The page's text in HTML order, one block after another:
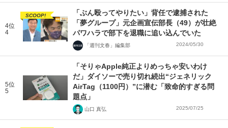
4位
4
SCOOP!
「ぶん殴ってやりたい」背任で逮捕された
「夢グループ」元企画宣伝部長（49）が壮絶
パワハラで部下を退職に追い込んでいた
「週刊文春」編集部 2024/05/30
5位
5
「そりゃApple純正よりめっちゃ安いわけ
だ」ダイソーで売り切れ続出“ジェネリック
AirTag（1100円）”に潜む「致命的すぎる問
題点」
山口 真弘 2025/07/25